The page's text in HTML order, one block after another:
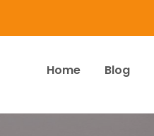
Home Blog